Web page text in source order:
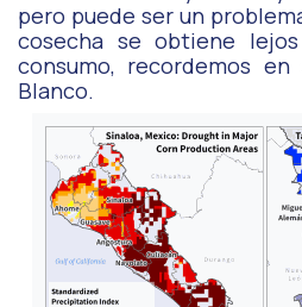
pero puede ser un
cosecha se obtiene
consumo, recordemos
Blanco.